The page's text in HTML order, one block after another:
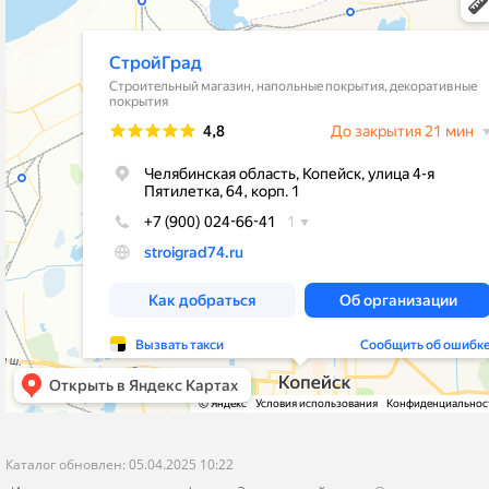
Я даю согласие на обработку моих персональных данных
ОПУБЛИКОВАТЬ
Нажатием на кнопку «Опубликовать» я даю свое согласие на обработку
персональных данных в соответствии суказанными условиями.
Новости
Политика конфиденциальности
stroygrad.kopeysk@mail.ru
Челябинская обл.,г.Копейск , ул.4-
Пятилетки,64,рынок"Народный Двор"
корпус 1- Стройматериалы и Отделка
корпус 2 - Кафель и Сантехника
пн-пт с 9-00 до 19-00
сб-вс с 9-00 до 18-00
Каталог обновлен: 05.04.2025 10:22